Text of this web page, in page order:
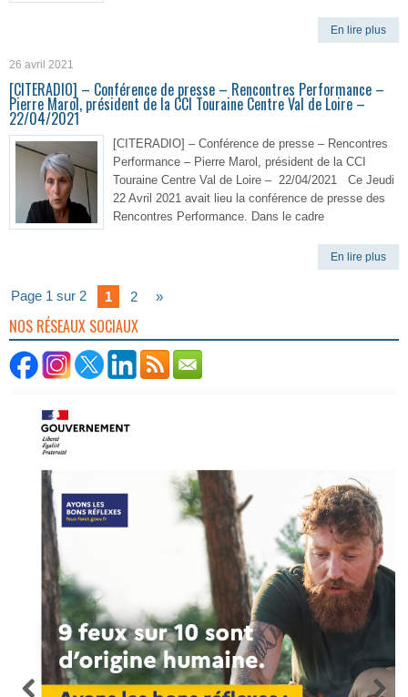
En lire plus
26 avril 2021
[CITERADIO] – Conférence de presse – Rencontres Performance –
Pierre Marol, président de la CCI Touraine Centre Val de Loire –
22/04/2021
[CITERADIO] – Conférence de presse – Rencontres
Performance – Pierre Marol, président de la CCI
Touraine Centre Val de Loire – 22/04/2021 Ce Jeudi
22 Avril 2021 avait lieu la conférence de presse des
Rencontres Performance. Dans le cadre
En lire plus
Page 1 sur 2 1 2 »
NOS RÉSEAUX SOCIAUX